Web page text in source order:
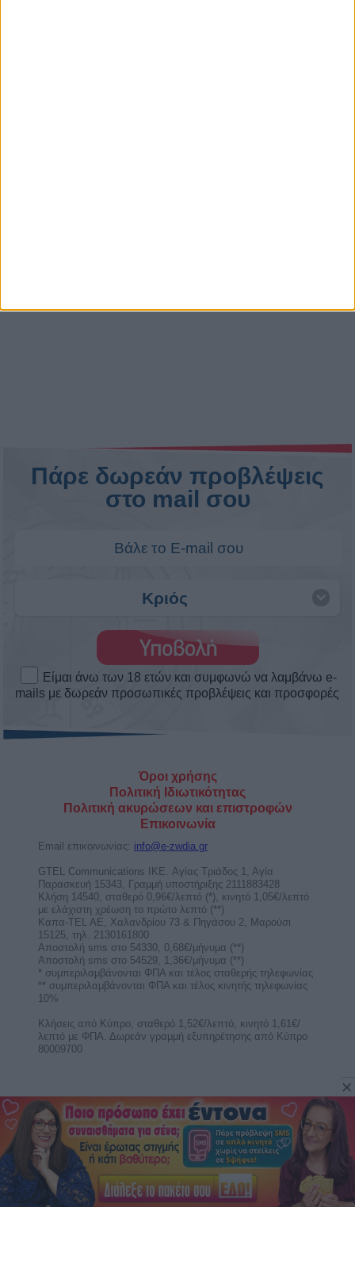
Άστρα Weekend Love! Τα αισθηματικά
Πως θα κυλήσουν τα αισθηματικά σου αυτό το
Σαββατοκύριακο. Δες το ερωτοσκόπιο του Άστρα
Weekend ...
Άρης στον Καρκίνο από τις 11
Αυγούστου ως 28 Σεπτεμβρίου 2026.
Προβλέψεις για τα ζώδια.
Με τον Άρη στον Καρκίνο, θέλουμε αγάπη για να
αισθανθούμε σαν στο σπίτι μας, άνετα και ζεστά
Ερμής στον Λέοντα από 9 ως 25
ζώδια.
Με τον Ερμή στον Λέοντα είμαστε ικανοί να
προωθήσουμε τις ιδέες μας. Έχουμε
υπερηφάνεια στις ...